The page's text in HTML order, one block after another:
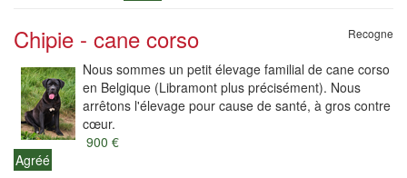
Chipie - cane corso Recogne
Nous sommes un petit élevage familial de cane corso
en Belgique (Libramont plus précisément). Nous
arrêtons l'élevage pour cause de santé, à gros contre
cœur.
900 €
Agréé